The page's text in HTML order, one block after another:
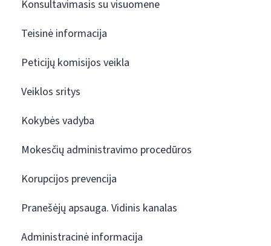
Konsultavimasis su visuomene
Teisinė informacija
Peticijų komisijos veikla
Veiklos sritys
Kokybės vadyba
Mokesčių administravimo procedūros
Korupcijos prevencija
Pranešėjų apsauga. Vidinis kanalas
Administracinė informacija